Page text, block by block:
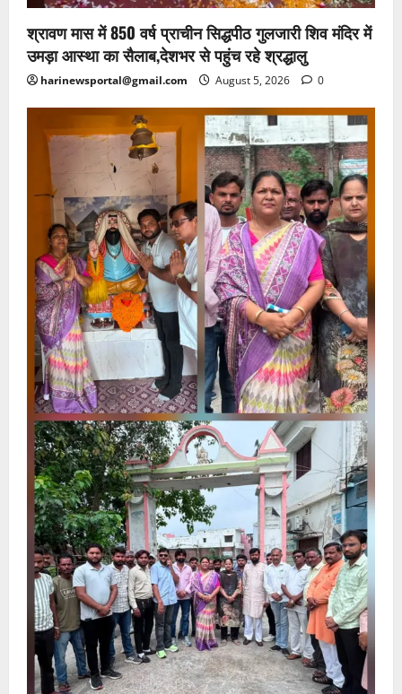
श्रावण मास में 850 वर्ष प्राचीन सिद्धपीठ गुलजारी शिव मंदिर में
उमड़ा आस्था का सैलाब,देशभर से पहुंच रहे श्रद्धालु
harinewsportal@gmail.com August 5, 2026 0